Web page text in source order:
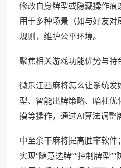
修改自身牌型或隐藏操作痕
用于多种场景（如与好友
规则，维护公平环境。
聚焦相关游戏功能优势与特
微乐江西麻将怎么让系统发
型、智能出牌策略、暗杠优
摸等操作，通过AI算法调整
中至余干麻将提高胜率软
实现“随意选牌”“控制牌型